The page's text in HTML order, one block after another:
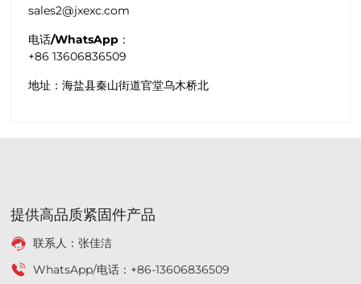
sales2@jxexc.com
电话/WhatsApp：
+86 13606836509
地址：海盐县秦山街道官堂乌木桥北
提供高品质紧固件产品
联系人：张佳洁
WhatsApp/电话： +86-13606836509